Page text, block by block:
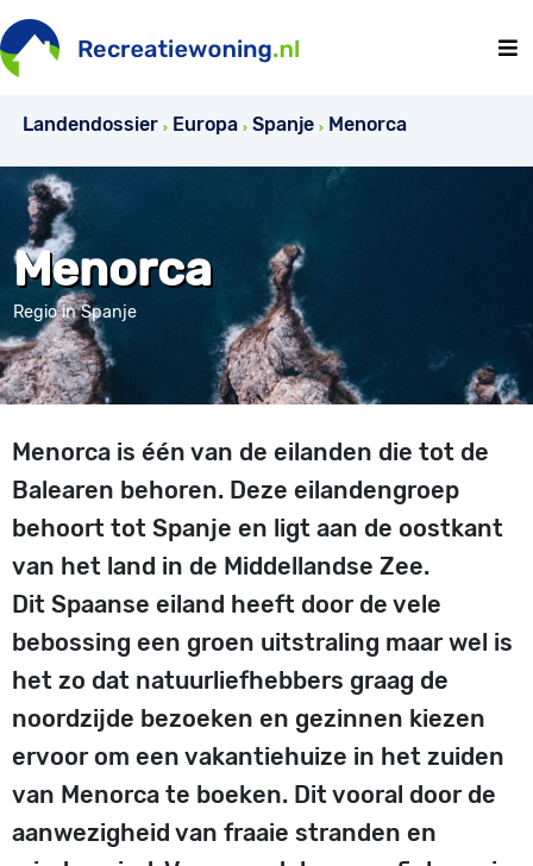
Landendossier Europa Spanje Menorca
Menorca
Regio in Spanje
Menorca is één van de eilanden die tot de
Balearen behoren. Deze eilandengroep
behoort tot Spanje en ligt aan de oostkant
van het land in de Middellandse Zee.
Dit Spaanse eiland heeft door de vele
bebossing een groen uitstraling maar wel is
het zo dat natuurliefhebbers graag de
noordzijde bezoeken en gezinnen kiezen
ervoor om een vakantiehuize in het zuiden
van Menorca te boeken. Dit vooral door de
aanwezigheid van fraaie stranden en